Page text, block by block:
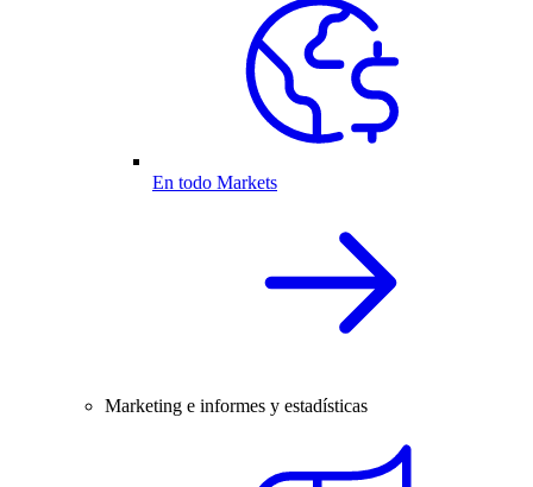
En todo Markets
Marketing e informes y estadísticas